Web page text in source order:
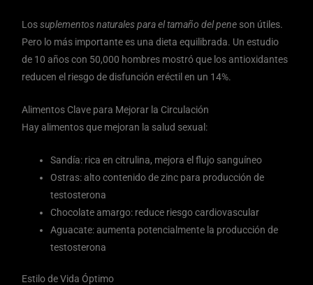
Lossuplementos naturales para el tamaño del pene son útiles.
Pero lo más importante es una dieta equilibrada. Un estudio
de 10 años con 50,000 hombres mostró que los antioxidantes
reducen el riesgo de disfunción eréctil en un 14%.
Alimentos Clave para Mejorar la Circulación
Hay alimentos que mejoran la salud sexual:
Sandía: rica en citrulina, mejora el flujo sanguíneo
Ostras: alto contenido de zinc para producción de
testosterona
Chocolate amargo: reduce riesgo cardiovascular
Aguacate: aumenta potencialmente la producción de
testosterona
Estilo de Vida Óptimo